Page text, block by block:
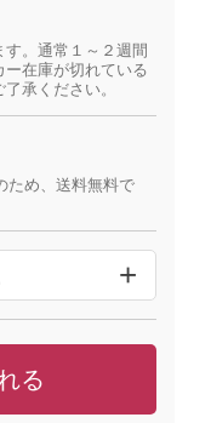
。通常１～２週間
在庫が切れている
承ください。
ため、送料無料で
+
る